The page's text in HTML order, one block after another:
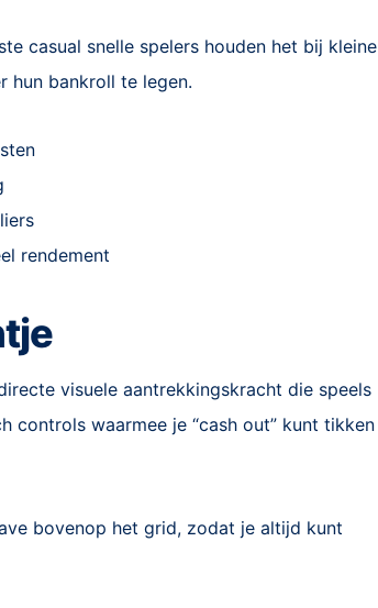
casual snelle spelers houden het bij kleine
hun bankroll te legen.
rendement
visuele aantrekkingskracht die speels
controls waarmee je “cash out” kunt tikken
bovenop het grid, zodat je altijd kunt